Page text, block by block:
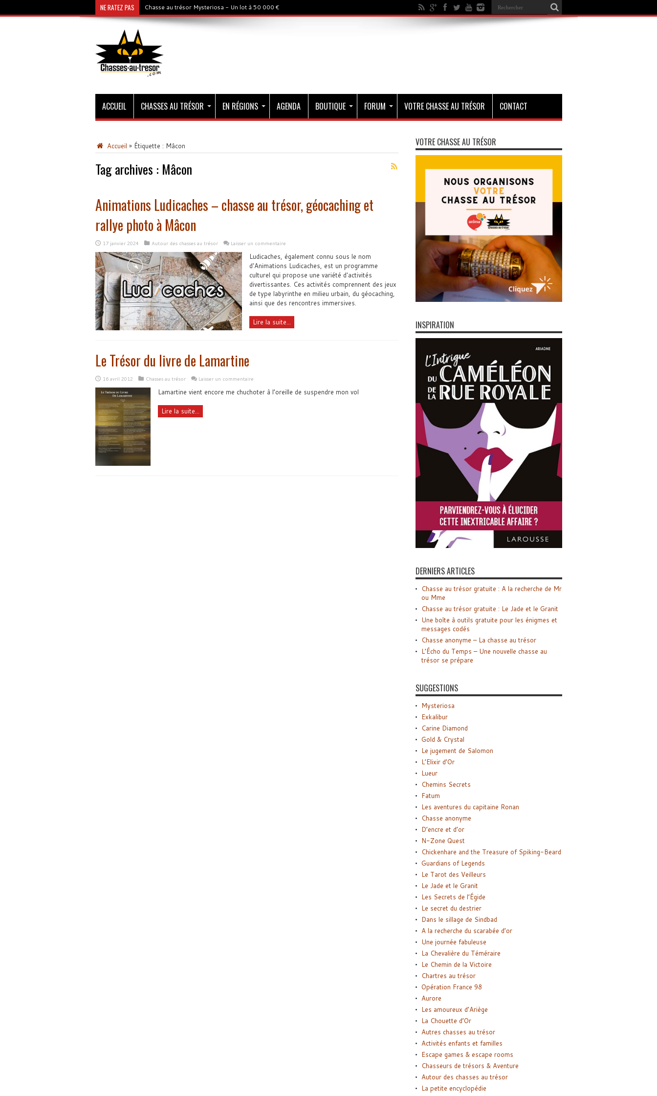
NE RATEZ PAS Chasse au trésor Mysteriosa - Un lot à 50 000 €
ACCUEIL CHASSES AU TRÉSOR EN RÉGIONS AGENDA BOUTIQUE FORUM VOTRE CHASSE AU TRÉSOR CONTACT
Accueil » Étiquette : Mâcon
Tag archives : Mâcon
Animations Ludicaches – chasse au trésor, géocaching et
rallye photo à Mâcon
17 janvier 2024 Autour des chasses au trésor Laisser un commentaire
Ludicaches, également connu sous le nom
d'Animations Ludicaches, est un programme
culturel qui propose une variété d'activités
divertissantes. Ces activités comprennent des jeux
de type labyrinthe en milieu urbain, du géocaching,
ainsi que des rencontres immersives.
Lire la suite...
Le Trésor du livre de Lamartine
16 avril 2012 Chasses au trésor Laisser un commentaire
Lamartine vient encore me chuchoter à l’oreille de suspendre mon vol
Lire la suite...
VOTRE CHASSE AU TRÉSOR
INSPIRATION
DERNIERS ARTICLES
Chasse au trésor gratuite : A la recherche de Mr
ou Mme
Chasse au trésor gratuite : Le Jade et le Granit
Une boîte à outils gratuite pour les énigmes et
messages codés
Chasse anonyme – La chasse au trésor
L’Écho du Temps – Une nouvelle chasse au
trésor se prépare
SUGGESTIONS
Mysteriosa
Exkalibur
Carine Diamond
Gold & Crystal
Le jugement de Salomon
L’Elixir d’Or
Lueur
Chemins Secrets
Fatum
Les aventures du capitaine Ronan
Chasse anonyme
D’encre et d’or
N-Zone Quest
Chickenhare and the Treasure of Spiking-Beard
Guardians of Legends
Le Tarot des Veilleurs
Le Jade et le Granit
Les Secrets de l’Égide
Le secret du destrier
Dans le sillage de Sindbad
A la recherche du scarabée d’or
Une journée fabuleuse
La Chevalière du Téméraire
Le Chemin de la Victoire
Chartres au trésor
Opération France 98
Aurore
Les amoureux d’Ariège
La Chouette d’Or
Autres chasses au trésor
Activités enfants et familles
Escape games & escape rooms
Chasseurs de trésors & Aventure
Autour des chasses au trésor
La petite encyclopédie